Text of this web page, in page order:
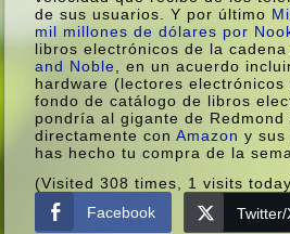
de sus usuarios. Y por último
mil millones de dólares por
libros electrónicos de la
and Noble , en un acuerdo
hardware (lectores
fondo de catálogo de libros
pondrí­a al gigante de Redmond
directamente conAmazon y sus
has hecho tu compra de la
(Visited 308 times, 1 visits
Facebook
Twitter/